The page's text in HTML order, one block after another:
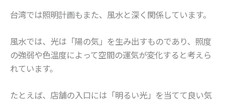
台湾では照明計画もまた、風水と深く関係しています。
風水では、光は「陽の気」を生み出すものであり、照度
の強弱や色温度によって空間の運気が変化すると考えら
れています。
たとえば、店舗の入口には「明るい光」を当てて良い気